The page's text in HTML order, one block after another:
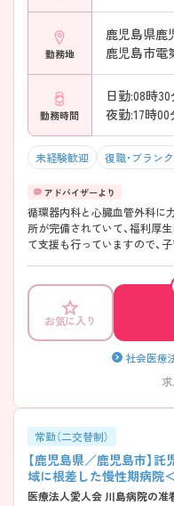
勤務地
鹿児島県鹿
鹿児島市電
勤務時間
日勤:08時30
夜勤:17時00
未経験歓迎 復職・ブラン
循環器内科と心臓血管外科に
所が完備されていて、福利厚生は充実してい
て支援も行っていますので、
よ！
お気に入り
社会医療
常勤（二交替制）
【鹿児島県／鹿児島市】
域に根差した慢性期病院
医療法人愛人会 川島病院の准